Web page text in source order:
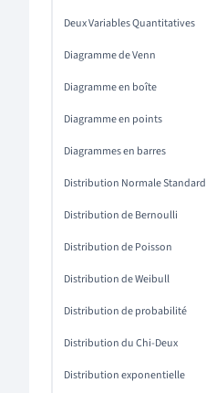
Deux Variables Quantitatives
Diagramme de Venn
Diagramme en boîte
Diagramme en points
Diagrammes en barres
Distribution Normale Standard
Distribution de Bernoulli
Distribution de Poisson
Distribution de Weibull
Distribution de probabilité
Distribution du Chi-Deux
Distribution exponentielle